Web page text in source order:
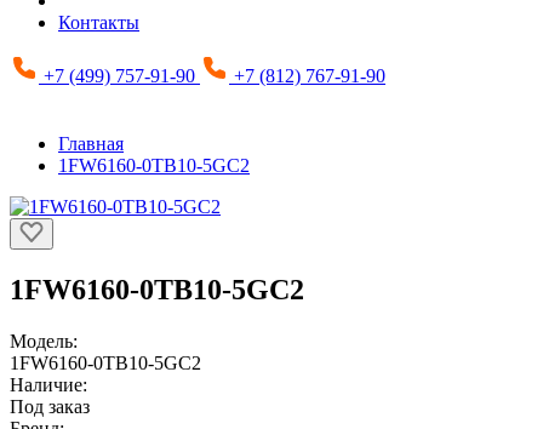
Контакты
+7 (499) 757-91-90 +7 (812) 767-91-90
Главная
1FW6160-0TB10-5GC2
1FW6160-0TB10-5GC2
Модель:
1FW6160-0TB10-5GC2
Наличие:
Под заказ